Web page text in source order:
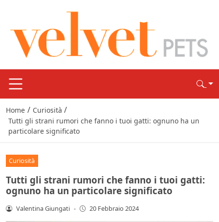
Home / Curiosità /
Tutti gli strani rumori che fanno i tuoi gatti: ognuno ha un
particolare significato
Curiosità
Tutti gli strani rumori che fanno i tuoi gatti:
ognuno ha un particolare significato
Valentina Giungati - 20 Febbraio 2024